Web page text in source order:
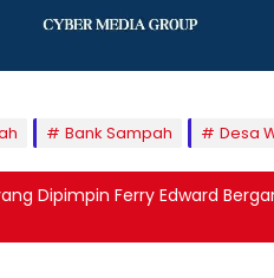
Bank Sampah Desa
Dipimpin Ferry Edward